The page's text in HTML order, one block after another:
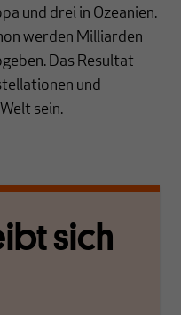
und drei in Ozeanien.
werden Milliarden
Das Resultat
und
sein.
sich